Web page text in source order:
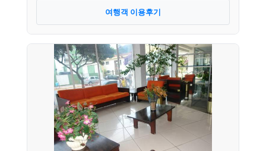
여행객 이용후기